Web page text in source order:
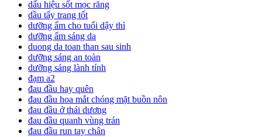
dấu hiệu sốt mọc răng
dầu tẩy trang tốt
dưỡng ẩm cho tuổi dậy thì
dưỡng ẩm sáng da
duong da toan than sau sinh
dưỡng sáng an toàn
dưỡng sáng lành tính
đạm a2
đau đầu hay quên
đau đầu hoa mắt chóng mặt buồn nôn
đau đầu ở thái dương
đau đầu quanh vùng trán
đau đầu run tay chân